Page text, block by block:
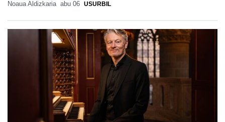
Noaua Aldizkaria abu 06 USURBIL